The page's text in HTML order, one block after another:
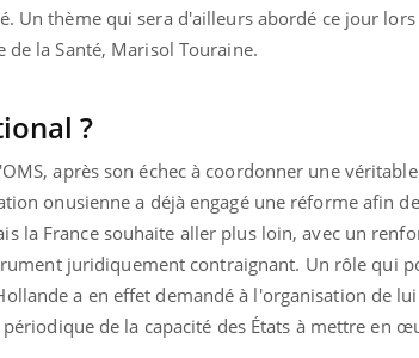
Un thème qui sera d'ailleurs abordé ce jour
de la Santé, Marisol Touraine.
?
après son échec à coordonner une
onusienne a déjà engagé une réforme afin
la France souhaite aller plus loin, avec un
juridiquement contraignant. Un rôle qui
a en effet demandé à l'organisation de
de la capacité des États à mettre en